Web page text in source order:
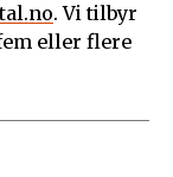
. Vi tilbyr
eller flere